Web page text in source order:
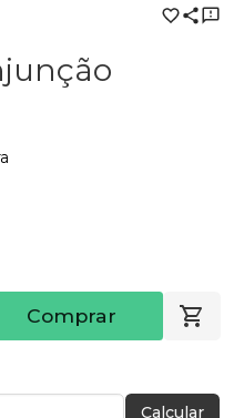
Comprar
Calcular